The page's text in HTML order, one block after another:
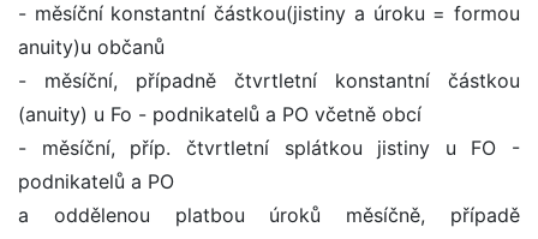
- měsíční konstantní částkou(jistiny a úroku = formou
anuity)u občanů
- měsíční, případně čtvrtletní konstantní částkou
(anuity) u Fo - podnikatelů a PO včetně obcí
- měsíční, příp. čtvrtletní splátkou jistiny u FO -
podnikatelů a PO
a oddělenou platbou úroků měsíčně, případě